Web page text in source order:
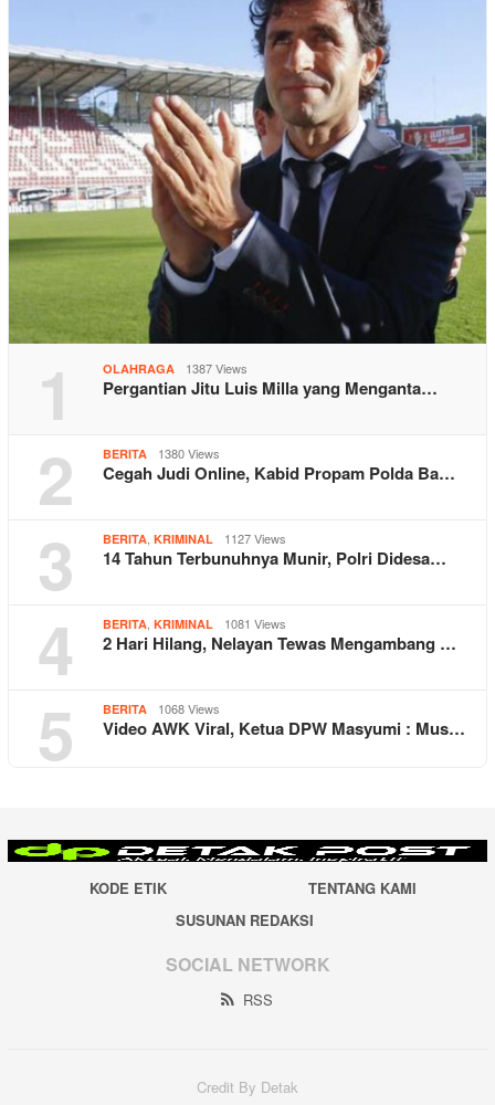
1 OLAHRAGA 1387 Views
Pergantian Jitu Luis Milla yang Menganta…
2 BERITA 1380 Views
Cegah Judi Online, Kabid Propam Polda Ba…
3 BERITA KRIMINAL 1127 Views
14 Tahun Terbunuhnya Munir, Polri Didesa…
4 BERITA KRIMINAL 1081 Views
2 Hari Hilang, Nelayan Tewas Mengambang …
5 BERITA 1068 Views
Video AWK Viral, Ketua DPW Masyumi : Mus…
KODE ETIK
TENTANG KAMI
SUSUNAN REDAKSI
SOCIAL NETWORK
RSS
Credit By Detak